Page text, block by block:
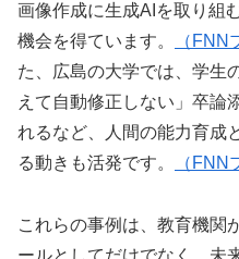
画像作成に生成AIを取り組
機会を得ています。
（FNN
た、広島の大学では、学生
えて自動修正しない」卒論
れるなど、人間の能力育成
る動きも活発です。
（FNN
これらの事例は、教育機関